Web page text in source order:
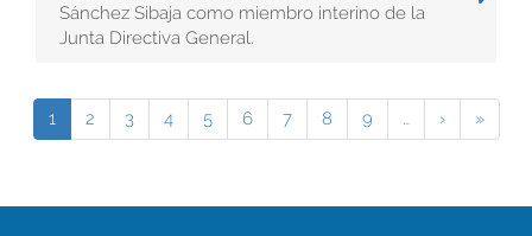
Sánchez Sibaja como miembro interino de la
Junta Directiva General.
1 2 3 4 5 6 7 8 9 … › »